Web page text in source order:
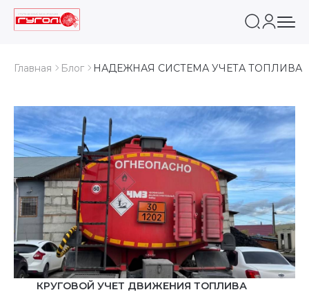
Главная Блог НАДЕЖНАЯ СИСТЕМА УЧЕТА ТОПЛИВА
КРУГОВОЙ УЧЕТ ДВИЖЕНИЯ ТОПЛИВА